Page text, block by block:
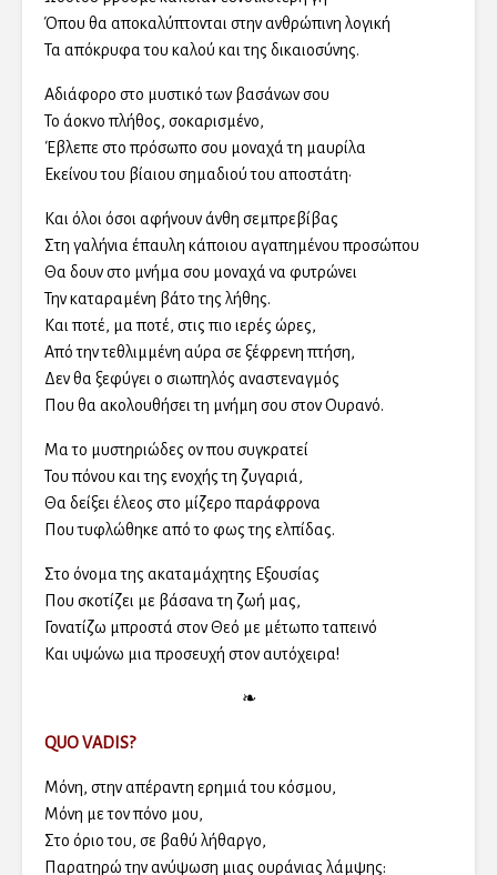
Όπου θα αποκαλύπτονται στην ανθρώπινη λογική
Τα απόκρυφα του καλού και της δικαιοσύνης.
Αδιάφορο στο μυστικό των βασάνων σου
Το άοκνο πλήθος, σοκαρισμένο,
Έβλεπε στο πρόσωπο σου μοναχά τη μαυρίλα
Εκείνου του βίαιου σημαδιού του αποστάτη·
Και όλοι όσοι αφήνουν άνθη σεμπρεβίβας
Στη γαλήνια έπαυλη κάποιου αγαπημένου προσώπου
Θα δουν στο μνήμα σου μοναχά να φυτρώνει
Την καταραμένη βάτο της λήθης.
Και ποτέ, μα ποτέ, στις πιο ιερές ώρες,
Από την τεθλιμμένη αύρα σε ξέφρενη πτήση,
Δεν θα ξεφύγει ο σιωπηλός αναστεναγμός
Που θα ακολουθήσει τη μνήμη σου στον Ουρανό.
Μα το μυστηριώδες ον που συγκρατεί
Του πόνου και της ενοχής τη ζυγαριά,
Θα δείξει έλεος στο μίζερο παράφρονα
Που τυφλώθηκε από το φως της ελπίδας.
Στο όνομα της ακαταμάχητης Εξουσίας
Που σκοτίζει με βάσανα τη ζωή μας,
Γονατίζω μπροστά στον Θεό με μέτωπο ταπεινό
Και υψώνω μια προσευχή στον αυτόχειρα!
❧
QUO VADIS?
Μόνη, στην απέραντη ερημιά του κόσμου,
Μόνη με τον πόνο μου,
Στο όριο του, σε βαθύ λήθαργο,
Παρατηρώ την ανύψωση μιας ουράνιας λάμψης: